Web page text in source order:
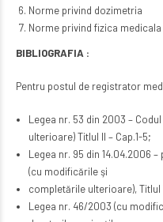
Norme privind dozimetria
Norme privind fizica
BIBLIOGRAFIA :
Pentru postul de registrator
Legea nr. 53 din 2003 –
ulterioare) Titlul II – Cap.1-5;
Legea nr. 95 din 14.04.2006
(cu modificările şi
completările ulterioare), Titlul
Legea nr. 46/2003 (cu